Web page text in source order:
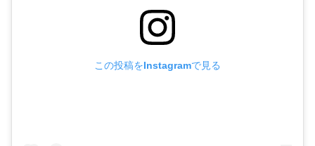
この投稿をInstagramで見る